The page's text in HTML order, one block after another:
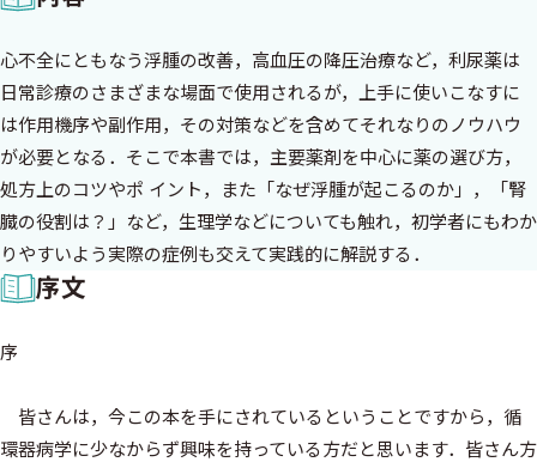
心不全にともなう浮腫の改善，高血圧の降圧治療など，利尿薬は
日常診療のさまざまな場面で使用されるが，上手に使いこなすに
は作用機序や副作用，その対策などを含めてそれなりのノウハウ
が必要となる．そこで本書では，主要薬剤を中心に薬の選び方，
処方上のコツやポ イント，また「なぜ浮腫が起こるのか」，「腎
臓の役割は？」など，生理学などについても触れ，初学者にもわか
りやすいよう実際の症例も交えて実践的に解説する．
序文
序
皆さんは，今この本を手にされているということですから，循
環器病学に少なからず興味を持っている方だと思います．皆さん方